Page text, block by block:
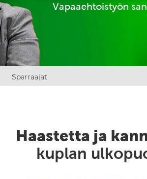
Vapaaehtoistyön
Sparraajat
Haastetta ja
kuplan